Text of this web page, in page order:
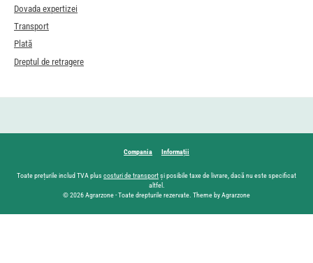
Dovada expertizei
Transport
Plată
Dreptul de retragere
Compania Informații
Toate prețurile includ TVA plus costuri de transportși posibile taxe de livrare, dacă nu este specificat
altfel.
© 2026 Agrarzone - Toate drepturile rezervate. Theme by Agrarzone